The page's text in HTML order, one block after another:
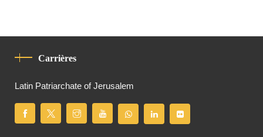
Carrières
Latin Patriarchate of Jerusalem